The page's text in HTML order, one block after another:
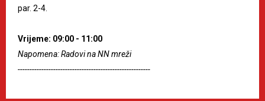
par. 2-4.
Vrijeme: 09:00 - 11:00
Napomena: Radovi na NN mreži
--------------------------------------------------------